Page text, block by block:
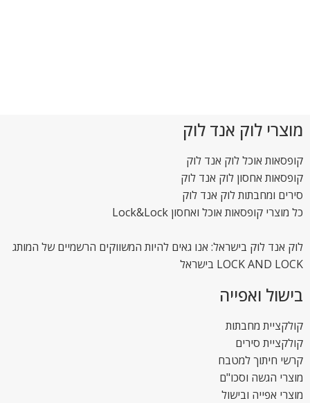
מוצרי לוק אנד לוק
קופסאות אוכל לוק אנד לוק
קופסאות אחסון לוק אנד לוק
סירים ומחבתות לוק אנד לוק
כל מוצרי קופסאות אוכל ואחסון Lock&Lock
לוק אנד לוק בישראל: אנו גאים להיות המשווקים הרשמיים של המותג
LOCK AND LOCK בישראל
בישול ואפייה
קולקציית מחבתות
קולקציית סירים
קרשי חיתוך למטבח
מוצרי הגשה וסכו"ם
מוצרי אפייה ובישול